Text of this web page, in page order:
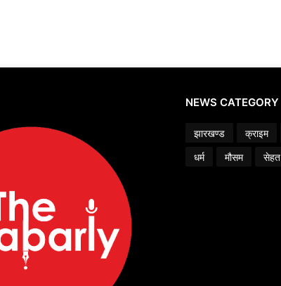
NEWS CATEGORY
झारखण्ड क्राइम
धर्म
मौसम सेहत